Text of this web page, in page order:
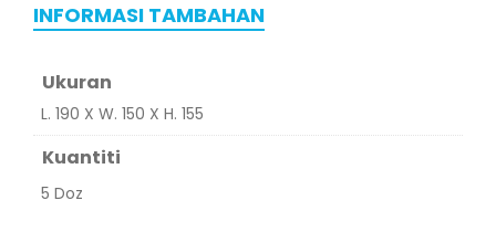
INFORMASI TAMBAHAN
Ukuran
L. 190 X W. 150 X H. 155
Kuantiti
5 Doz